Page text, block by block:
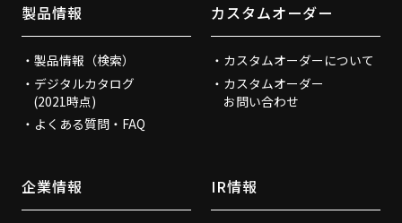
製品情報
製品情報（検索）
デジタルカタログ
(2021時点)
よくある質問・FAQ
カスタムオーダー
カスタムオーダーについて
カスタムオーダー
お問い合わせ
企業情報 IR情報